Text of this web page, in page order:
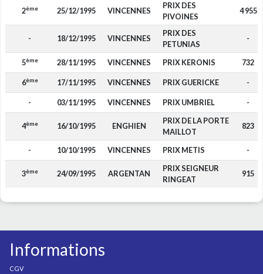
2ème 25/12/1995 VINCENNES
PRIX DES
PIVOINES
4 955
- 18/12/1995 VINCENNES
PRIX DES
PETUNIAS
-
5ème 28/11/1995 VINCENNES PRIX KERONIS 732
6ème 17/11/1995 VINCENNES PRIX GUERICKE -
- 03/11/1995 VINCENNES PRIX UMBRIEL -
4ème 16/10/1995 ENGHIEN
PRIX DE LA PORTE
MAILLOT
823
- 10/10/1995 VINCENNES PRIX METIS -
3ème 24/09/1995 ARGENTAN
PRIX SEIGNEUR
RINGEAT
915
Informations
CGV